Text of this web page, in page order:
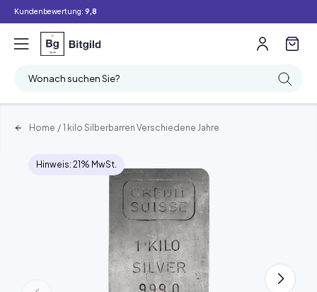
Kundenbewertung: 9,8
Wonach suchen Sie?
Home / 1 kilo Silberbarren Verschiedene Jahre
Hinweis: 21% MwSt.